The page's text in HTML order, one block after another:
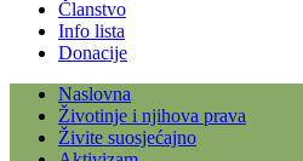
Članstvo
Info lista
Donacije
Naslovna
Životinje i njihova prava
Živite suosjećajno